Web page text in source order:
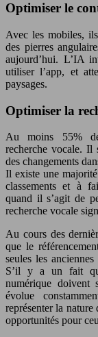
Optimiser le
Avec les mobiles,
des pierres
aujourd’hui. L’IA
utiliser l’app, et
paysages.
Optimiser la
Au moins 55%
recherche vocale. Il
des changements
Il existe une
classements et à
quand il s’agit de
recherche vocale
Au cours des
que le
seules les
S’il y a un fait
numérique doivent
évolue
représenter la
opportunités pour